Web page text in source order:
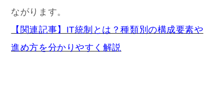
ながります。
【関連記事】IT統制とは？種類別の構成要素や
進め方を分かりやすく解説